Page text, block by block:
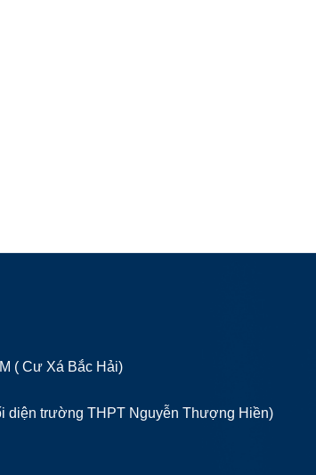
( Cư Xá Bắc Hải)
diện trường THPT Nguyễn Thượng Hiền)